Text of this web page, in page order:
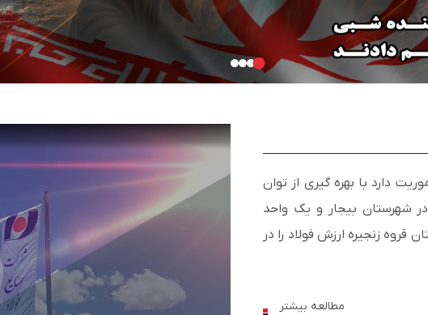
1397 تاسیس گردید و ماموریت دارد با بهره گیری از توان
آهن اسفنجی 1٫6 میلیون تنی در شهرستان بیجار و یک واحد
زنجیره ارزش فولاد را در
مطالعه بیشتر